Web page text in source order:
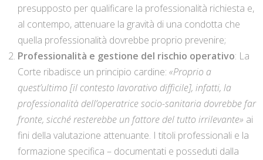
presupposto per qualificare la professionalità richiesta e,
al contempo, attenuare la gravità di una condotta che
quella professionalità dovrebbe proprio prevenire;
Professionalità e gestione del rischio operativo: La
Corte ribadisce un principio cardine: «Proprio a
quest’ultimo [il contesto lavorativo difficile], infatti, la
professionalità dell’operatrice socio-sanitaria dovrebbe far
fronte, sicché resterebbe un fattore del tutto irrilevante» ai
fini della valutazione attenuante. I titoli professionali e la
formazione specifica – documentati e posseduti dalla